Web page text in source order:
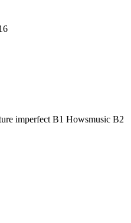
imperfect B1 Howsmusic B2